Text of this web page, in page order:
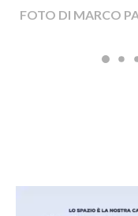
FOTO DI MARCO